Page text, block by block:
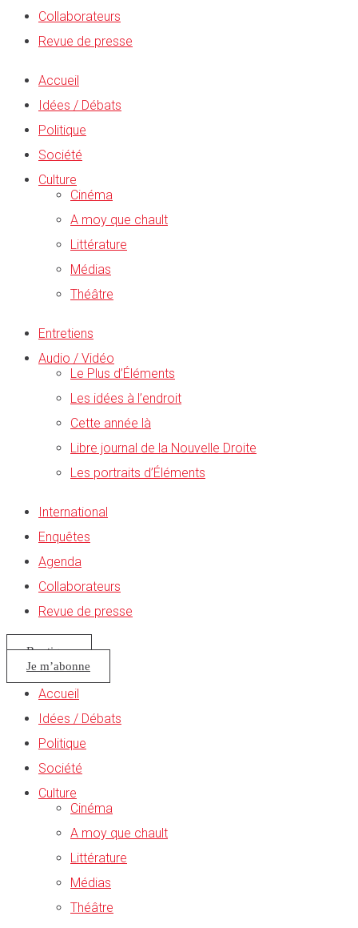
Collaborateurs
Revue de presse
Accueil
Idées / Débats
Politique
Société
Culture
Cinéma
A moy que chault
Littérature
Médias
Théâtre
Entretiens
Audio / Vidéo
Le Plus d’Éléments
Les idées à l’endroit
Cette année là
Libre journal de la Nouvelle Droite
Les portraits d’Éléments
International
Enquêtes
Agenda
Collaborateurs
Revue de presse
Boutique
Je m’abonne
Accueil
Idées / Débats
Politique
Société
Culture
Cinéma
A moy que chault
Littérature
Médias
Théâtre